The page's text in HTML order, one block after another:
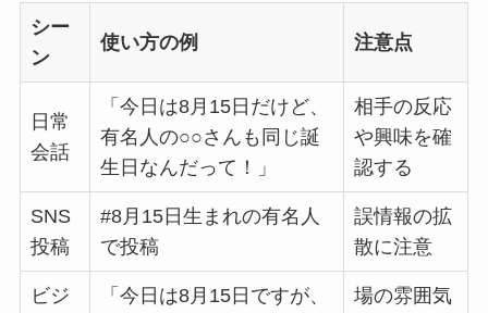
シー
ン
使い方の例 注意点
日常
会話
「今日は8月15日だけど、
有名人の○○さんも同じ誕
生日なんだって！」
相手の反応
や興味を確
認する
SNS
投稿
#8月15日生まれの有名人
で投稿
誤情報の拡
散に注意
ビジ
「今日は8月15日ですが、
場の雰囲気